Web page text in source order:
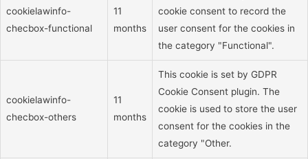
cookielawinfo-
checbox-functional
11
months
cookie consent to record the
user consent for the cookies in
the category "Functional".
cookielawinfo-
checbox-others
11
months
This cookie is set by GDPR
Cookie Consent plugin. The
cookie is used to store the user
consent for the cookies in the
category "Other.